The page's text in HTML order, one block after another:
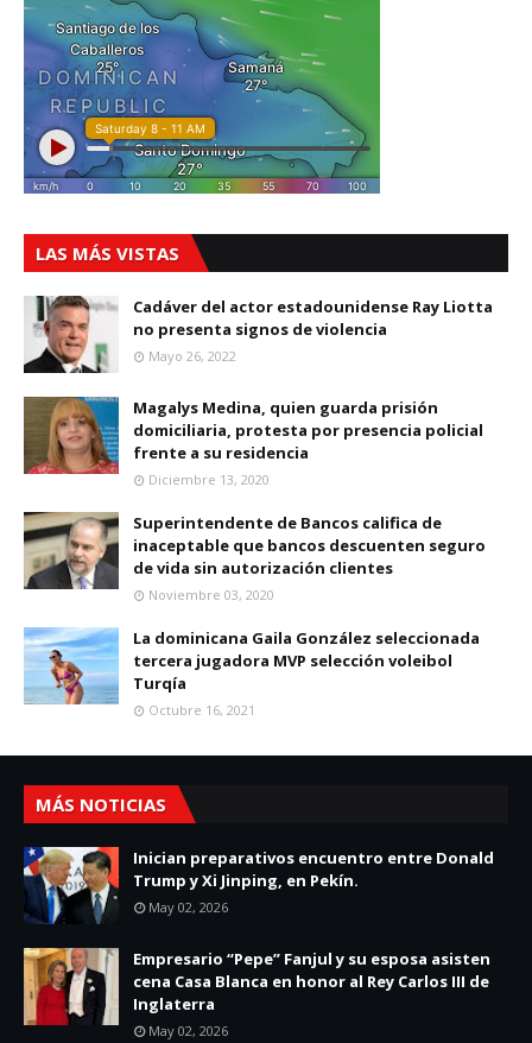
LAS MÁS VISTAS
Cadáver del actor estadounidense Ray Liotta
no presenta signos de violencia
Mayo 26, 2022
Magalys Medina, quien guarda prisión
domiciliaria, protesta por presencia policial
frente a su residencia
Diciembre 13, 2020
Superintendente de Bancos califica de
inaceptable que bancos descuenten seguro
de vida sin autorización clientes
Noviembre 03, 2020
La dominicana Gaila González seleccionada
tercera jugadora MVP selección voleibol
Turqía
Octubre 16, 2021
MÁS NOTICIAS
Inician preparativos encuentro entre Donald
Trump y Xi Jinping, en Pekín.
May 02, 2026
Empresario “Pepe” Fanjul y su esposa asisten
cena Casa Blanca en honor al Rey Carlos III de
Inglaterra
May 02, 2026